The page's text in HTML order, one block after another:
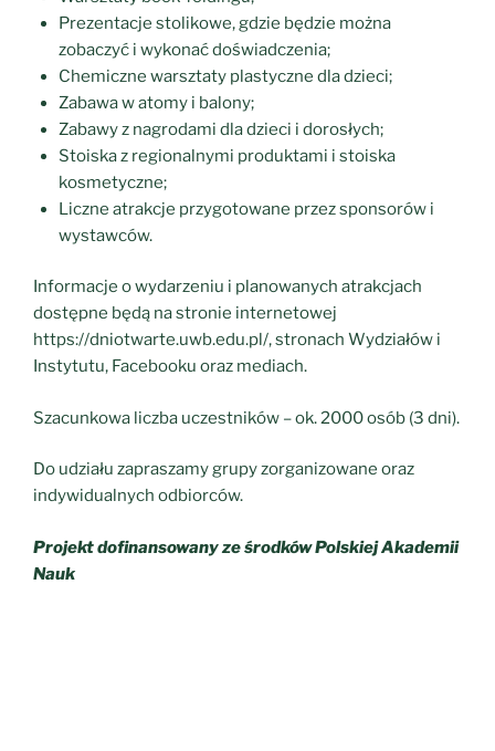
Prezentacje stolikowe, gdzie będzie można
zobaczyć i wykonać doświadczenia;
Chemiczne warsztaty plastyczne dla dzieci;
Zabawa w atomy i balony;
Zabawy z nagrodami dla dzieci i dorosłych;
Stoiska z regionalnymi produktami i stoiska
kosmetyczne;
Liczne atrakcje przygotowane przez sponsorów i
wystawców.
Informacje o wydarzeniu i planowanych atrakcjach
dostępne będą na stronie internetowej
https://dniotwarte.uwb.edu.pl/, stronach Wydziałów i
Instytutu, Facebooku oraz mediach.
Szacunkowa liczba uczestników – ok. 2000 osób (3 dni).
Do udziału zapraszamy grupy zorganizowane oraz
indywidualnych odbiorców.
Projekt dofinansowany ze środków Polskiej Akademii
Nauk